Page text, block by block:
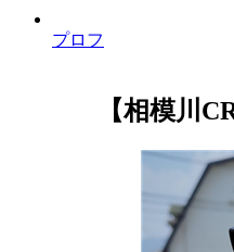
プロフ
【相模川